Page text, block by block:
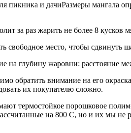
Размеры мангала
за раз жарить не более 8 кусков
свободное место, чтобы
на глубину жаровни: расстояние
обратить внимание на его
их покупателю сложно.
термостойкое порошковое
на 800 С, но и их мы не